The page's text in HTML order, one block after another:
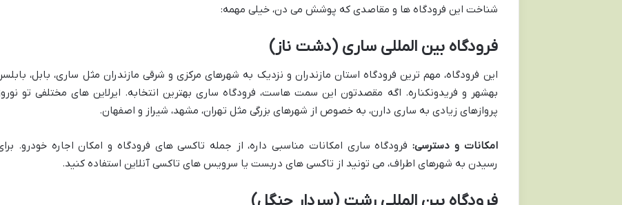
شناخت این فرودگاه ها و مقاصدی که پوشش می دن، خیلی مهمه:
فرودگاه بین المللی ساری (دشت ناز)
این فرودگاه، مهم ترین فرودگاه استان مازندران و نزدیک به شهرهای مرکزی و شرقی مازندران مثل ساری، بابل،
بهشهر و فریدونکناره. اگه مقصدتون این سمت هاست، فرودگاه ساری بهترین انتخابه. ایرلاین های مختلفی تو
پروازهای زیادی به ساری دارن، به خصوص از شهرهای بزرگی مثل تهران، مشهد، شیراز و اصفهان.
امکانات و دسترسی:فرودگاه ساری امکانات مناسبی داره، از جمله تاکسی های فرودگاه و امکان اجاره خودرو.
رسیدن به شهرهای اطراف، می تونید از تاکسی های دربست یا سرویس های تاکسی آنلاین استفاده کنید.
فرودگاه بین المللی رشت (سردار جنگل)